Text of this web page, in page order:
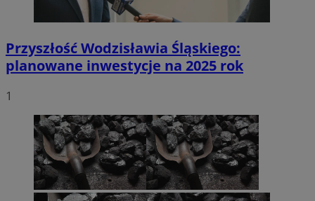
Przyszłość Wodzisławia Śląskiego:
planowane inwestycje na 2025 rok
1